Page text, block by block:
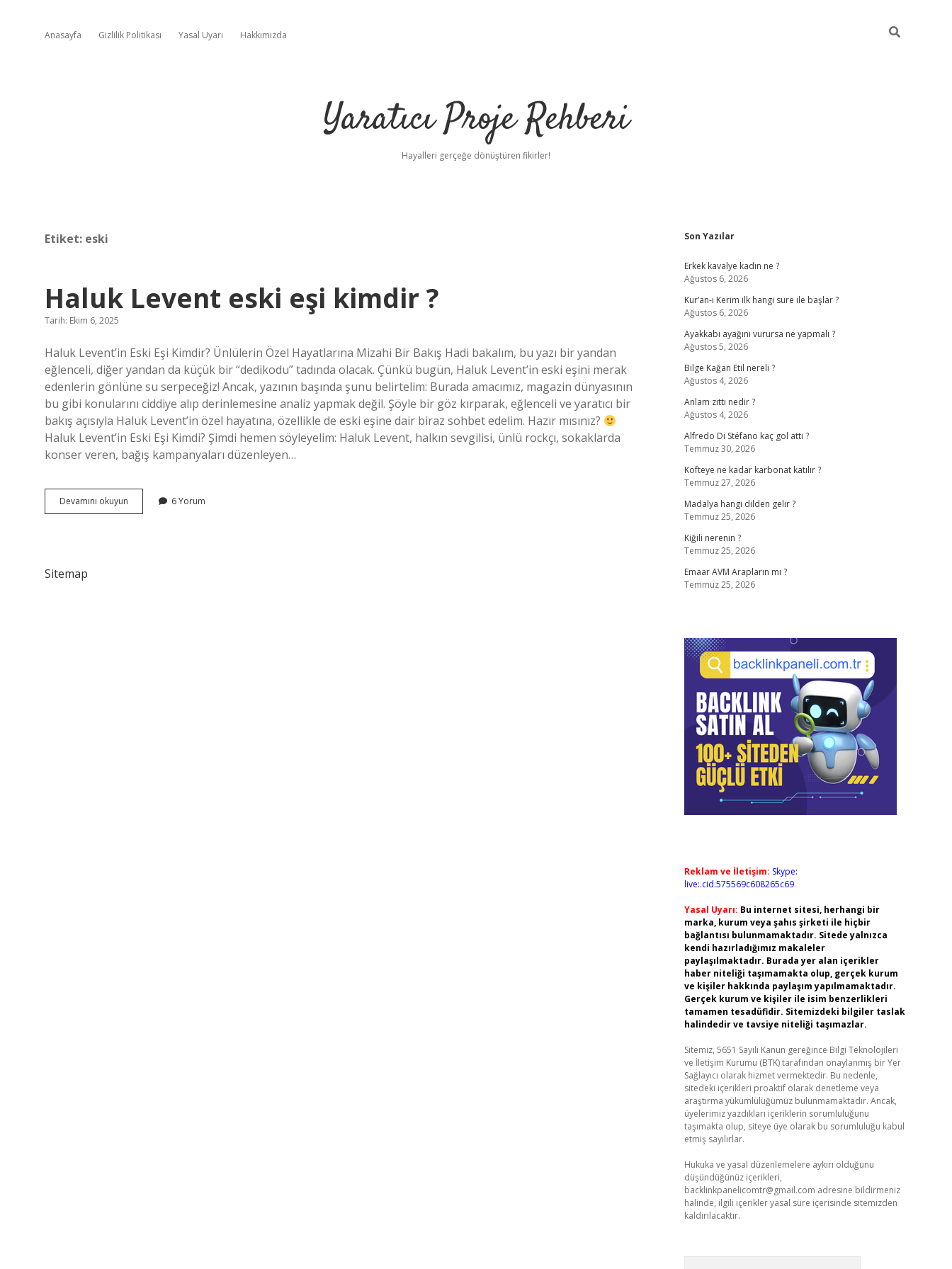
Anasayfa Gizlilik Politikası Yasal Uyarı Hakkımızda
Yaratıcı Proje Rehberi
Hayalleri gerçeğe dönüştüren fikirler!
Etiket: eski
Haluk Levent eski eşi kimdir ?
Tarih: Ekim 6, 2025
Haluk Levent’in Eski Eşi Kimdir? Ünlülerin Özel Hayatlarına Mizahi Bir Bakış Hadi bakalım, bu yazı bir yandan
eğlenceli, diğer yandan da küçük bir “dedikodu” tadında olacak. Çünkü bugün, Haluk Levent’in eski eşini merak
edenlerin gönlüne su serpeceğiz! Ancak, yazının başında şunu belirtelim: Burada amacımız, magazin dünyasının
bu gibi konularını ciddiye alıp derinlemesine analiz yapmak değil. Şöyle bir göz kırparak, eğlenceli ve yaratıcı bir
bakış açısıyla Haluk Levent’in özel hayatına, özellikle de eski eşine dair biraz sohbet edelim. Hazır mısınız?
Haluk Levent’in Eski Eşi Kimdi? Şimdi hemen söyleyelim: Haluk Levent, halkın sevgilisi, ünlü rockçı, sokaklarda
konser veren, bağış kampanyaları düzenleyen…
Devamını okuyun
Levent
6 Yorum
Sitemap
Sidebar
Son Yazılar
Erkek kavalye kadın ne ?
Ağustos 6, 2026
Kur’an-ı Kerim ilk hangi sure ile başlar ?
Ağustos 6, 2026
Ayakkabı ayağını vurursa ne yapmalı ?
Ağustos 5, 2026
Bilge Kağan Etil nereli ?
Ağustos 4, 2026
Anlam zıttı nedir ?
Ağustos 4, 2026
Alfredo Di Stéfano kaç gol attı ?
Temmuz 30, 2026
Köfteye ne kadar karbonat katılır ?
Temmuz 27, 2026
Madalya hangi dilden gelir ?
Temmuz 25, 2026
Kiğili nerenin ?
Temmuz 25, 2026
Emaar AVM Arapların mı ?
Temmuz 25, 2026
Reklam ve İletişim: Skype:
live:.cid.575569c608265c69
Yasal Uyarı: Bu internet sitesi, herhangi bir
marka, kurum veya şahıs şirketi ile hiçbir
bağlantısı bulunmamaktadır. Sitede yalnızca
kendi hazırladığımız makaleler
paylaşılmaktadır. Burada yer alan içerikler
haber niteliği taşımamakta olup, gerçek kurum
ve kişiler hakkında paylaşım yapılmamaktadır.
Gerçek kurum ve kişiler ile isim benzerlikleri
tamamen tesadüfidir. Sitemizdeki bilgiler taslak
halindedir ve tavsiye niteliği taşımazlar.
Sitemiz, 5651 Sayılı Kanun gereğince Bilgi Teknolojileri
ve İletişim Kurumu (BTK) tarafından onaylanmış bir Yer
Sağlayıcı olarak hizmet vermektedir. Bu nedenle,
sitedeki içerikleri proaktif olarak denetleme veya
araştırma yükümlülüğümüz bulunmamaktadır. Ancak,
üyelerimiz yazdıkları içeriklerin sorumluluğunu
taşımakta olup, siteye üye olarak bu sorumluluğu kabul
etmiş sayılırlar.
Hukuka ve yasal düzenlemelere aykırı olduğunu
düşündüğünüz içerikleri,
backlinkpanelicomtr@gmail.com adresine bildirmeniz
halinde, ilgili içerikler yasal süre içerisinde sitemizden
kaldırılacaktır.
piabellacasino